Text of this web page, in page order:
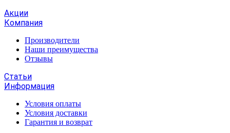
Акции
Компания
Производители
Наши преимущества
Отзывы
Статьи
Информация
Условия оплаты
Условия доставки
Гарантия и возврат